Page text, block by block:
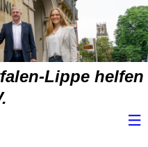
Lippe helfen